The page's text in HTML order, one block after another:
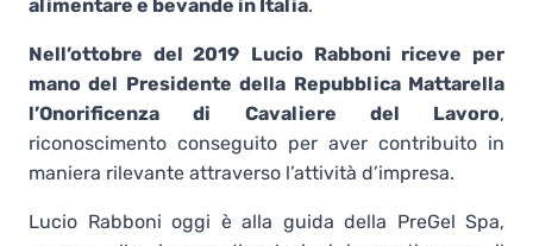
alimentare e bevande in Italia.
Nell’ottobre del 2019 Lucio Rabboni riceve per
mano del Presidente della Repubblica Mattarella
l’Onorificenza di Cavaliere del Lavoro,
riconoscimento conseguito per aver contribuito in
maniera rilevante attraverso l’attività d’impresa.
Lucio Rabboni oggi è alla guida della PreGel Spa,